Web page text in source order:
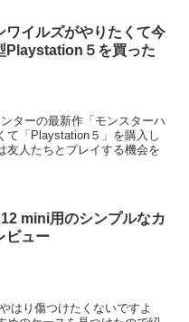
ワイルズがやりたくて今
Playstation５を買った
ターの最新作「モンスターハ
て「Playstation５」を購入し
友人たちとプレイする機会を
mini用のシンプルなカ
ビュー
はり傷つけたくないですよ